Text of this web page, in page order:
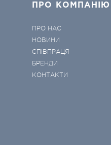
ПРО КОМПАНІЮ
ПРО НАС
НОВИНИ
СПІВПРАЦЯ
БРЕНДИ
КОНТАКТИ